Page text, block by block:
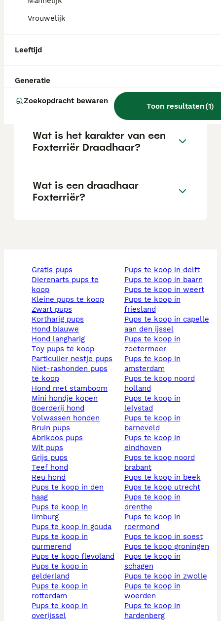
Vrouwelijk
Leeftijd
Generatie
Zoekopdracht bewaren
Toon resultaten(1)
Wire Fox Terriër pups van fokkers met
voornamelijk actief in de showwereld.
Blaffen draadhaar foxterriërs
veel?
Wat is het karakter van een
Foxterriër Draadhaar?
Wat is een draadhaar
Foxterriër?
gratis pups
dierenarts pups te
koop
kleine pups te koop
zwart pups
kortharig pups
hond blauwe
hond langharig
toy pups te koop
particulier nestje pups
niet-rashonden pups
te koop
hond met stamboom
mini hondje kopen
boerderij hond
volwassen honden
bruin pups
abrikoos pups
wit pups
grijs pups
teef hond
reu hond
pups te koop in den
haag
pups te koop in
limburg
pups te koop in gouda
pups te koop in
purmerend
pups te koop flevoland
pups te koop in
gelderland
pups te koop in
rotterdam
pups te koop in
overijssel
pups te koop in delft
pups te koop in baarn
pups te koop in weert
pups te koop in
friesland
pups te koop in capelle
aan den ijssel
pups te koop in
zoetermeer
pups te koop in
amsterdam
pups te koop noord
holland
pups te koop in
lelystad
pups te koop in
barneveld
pups te koop in
eindhoven
pups te koop noord
brabant
pups te koop in beek
pups te koop utrecht
pups te koop in
drenthe
pups te koop in
roermond
pups te koop in soest
pups te koop groningen
pups te koop in
schagen
pups te koop in zwolle
pups te koop in
woerden
pups te koop in
hardenberg